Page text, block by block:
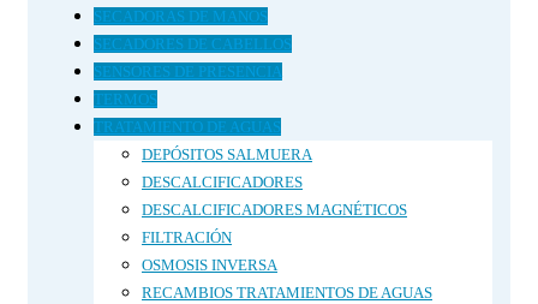
SECADORAS DE MANOS
SECADORES DE CABELLOS
SENSORES DE PRESENCIA
TERMOS
TRATAMIENTO DE AGUAS
DEPÓSITOS SALMUERA
DESCALCIFICADORES
DESCALCIFICADORES MAGNÉTICOS
FILTRACIÓN
OSMOSIS INVERSA
RECAMBIOS TRATAMIENTOS DE AGUAS